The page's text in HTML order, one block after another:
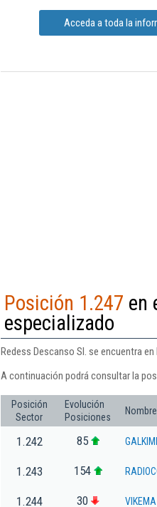
Acceda a toda la
Posición 1.247 en
especializado
Redess Descanso Sl. se encuentra
A continuación podrá consultar la
Posición
Sector
Evolución
Posiciones
1.242 85
1.243 154
1.244 30 VIKEMA